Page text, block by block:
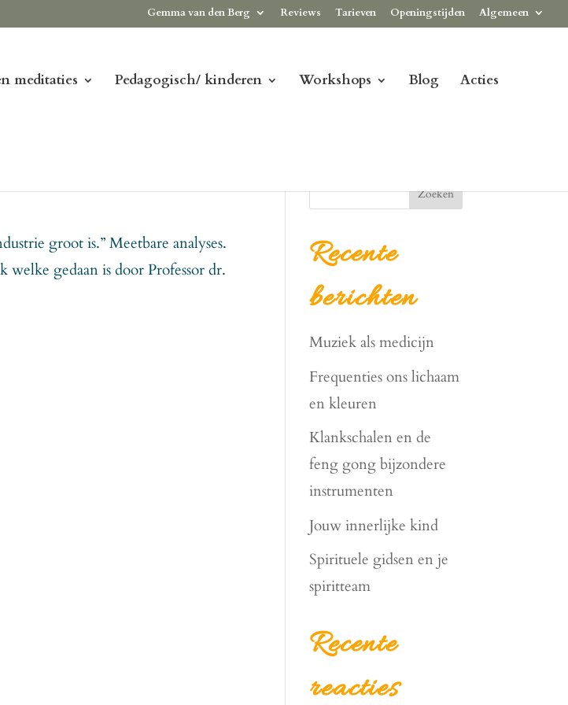
Gemma van den Berg Reviews Tarieven Openingstijden Algemeen
meditaties Pedagogisch/ kinderen Workshops Blog Acties
groot is.” Meetbare analyses.
gedaan is door Professor dr.
Zoeken
Recente
berichten
Muziek als medicijn
Frequenties ons lichaam
en kleuren
Klankschalen en de
feng gong bijzondere
instrumenten
Jouw innerlijke kind
Spirituele gidsen en je
spiritteam
Recente
reacties